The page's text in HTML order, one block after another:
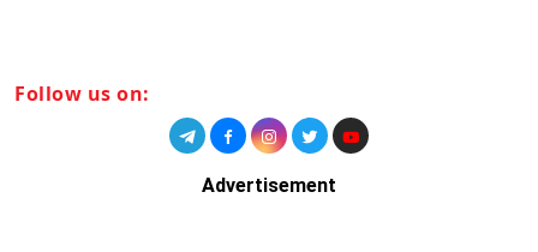
Follow us on:
Advertisement